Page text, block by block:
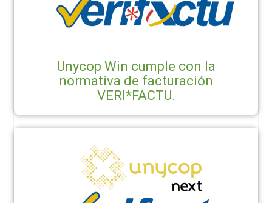
Unycop Win cumple con la
normativa de facturación
VERI*FACTU.